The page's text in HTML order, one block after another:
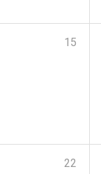
15
22